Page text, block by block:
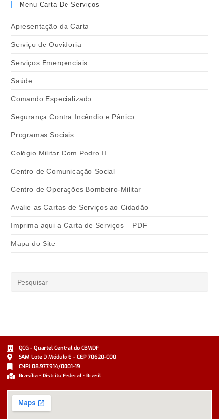
Menu Carta De Serviços
Apresentação da Carta
Serviço de Ouvidoria
Serviços Emergenciais
Saúde
Comando Especializado
Segurança Contra Incêndio e Pânico
Programas Sociais
Colégio Militar Dom Pedro II
Centro de Comunicação Social
Centro de Operações Bombeiro-Militar
Avalie as Cartas de Serviços ao Cidadão
Imprima aqui a Carta de Serviços – PDF
Mapa do Site
QCG - Quartel Central do CBMDF
SAM Lote D Módulo E - CEP 70620-000
CNPJ 08.977.914/0001-19
Brasília - Distrito Federal - Brasil